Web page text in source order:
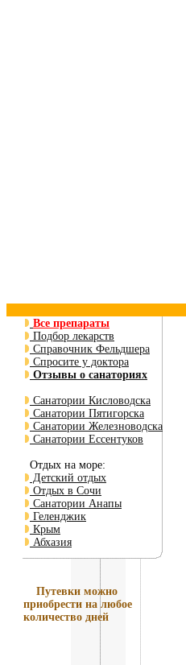
Все препараты
Подбор лекарств
Справочник Фельдшера
Спросите у доктора
Отзывы о санаториях
Санатории Кисловодска
Санатории Пятигорска
Санатории Железноводска
Санатории Ессентуков
Отдых на море:
Детский отдых
Отдых в Сочи
Санатории Анапы
Геленджик
Крым
Абхазия
Путевки можно
приобрести на любое
количество дней